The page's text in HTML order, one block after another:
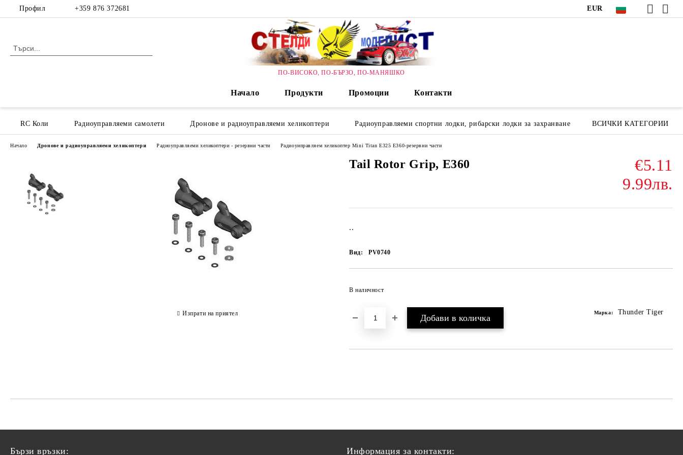
Профил +359 876 372681 EUR
ПО-ВИСОКО, ПО-БЪРЗО, ПО-МАНЯШКО
Начало Продукти Промоции Контакти
RC Коли Радиоуправляеми самолети Дронове и радиоуправляеми хеликоптери Радиоуправляеми спортни лодки, рибарски лодки за захранване ВСИЧКИ КАТЕГОРИИ
Начало Дронове и радиоуправляеми хеликоптери Радиоуправляеми хеликоптери - резервни части Радиоуиправляем хеликоптер Mini Titan E325 E360-резервни части
Tail Rotor Grip, E360
€5.11
9.99лв.
..
Вид: PV0740
В наличност
Марка: Thunder Tiger
Изпрати на приятел
Бързи връзки: Информация за контакти: